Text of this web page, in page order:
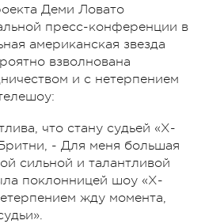
Деми Ловато
пресс-конференции в
американская звезда
взволнована
и с нетерпением
что стану судьей «Х-
- Для меня большая
сильной и талантливой
поклонницей шоу «Х-
жду момента,